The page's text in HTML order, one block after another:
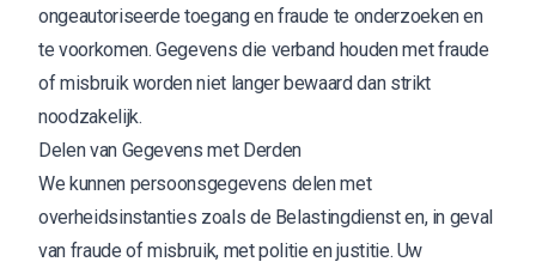
ongeautoriseerde toegang en fraude te onderzoeken en
te voorkomen. Gegevens die verband houden met fraude
of misbruik worden niet langer bewaard dan strikt
noodzakelijk.
Delen van Gegevens met Derden
We kunnen persoonsgegevens delen met
overheidsinstanties zoals de Belastingdienst en, in geval
van fraude of misbruik, met politie en justitie. Uw